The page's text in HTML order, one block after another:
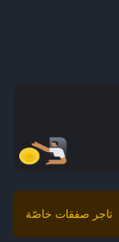
تاجر صفقات خاصّة